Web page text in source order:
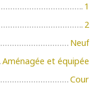
1
2
Neuf
Aménagée et équipée
Cour